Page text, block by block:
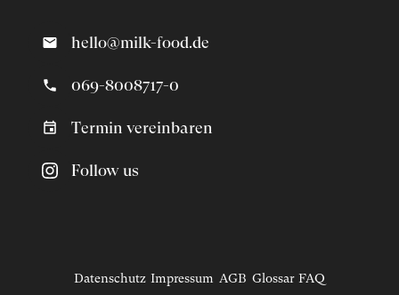
hello@milk-food.de
069-8008717-0
Termin vereinbaren
Follow us
Datenschutz Impressum AGB Glossar FAQ